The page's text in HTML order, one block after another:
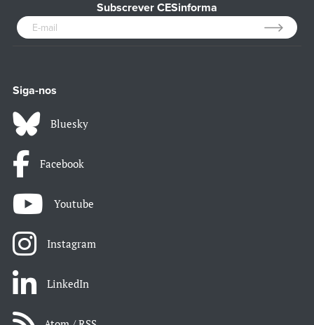
Subscrever CESinforma
Siga-nos
Bluesky
Facebook
Youtube
Instagram
LinkedIn